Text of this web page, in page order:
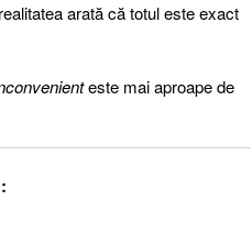
arată că totul este exact
este mai aproape de